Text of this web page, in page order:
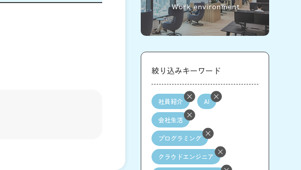
絞り込みキーワード
社員紹介 AI
会社生活
プログラミング
クラウドエンジニア